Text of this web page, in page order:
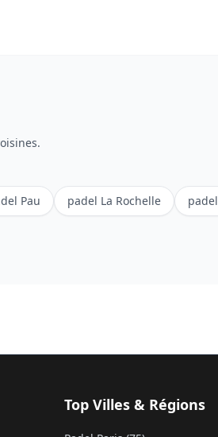
Pau padel La Rochelle padel
Top Villes & Régions